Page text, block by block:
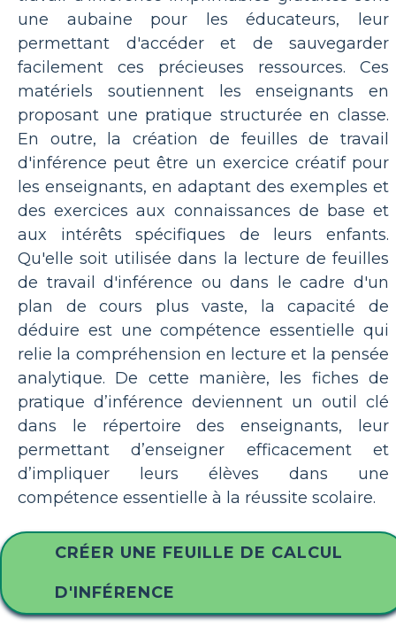
une aubaine pour les éducateurs, leur
permettant d'accéder et de sauvegarder
facilement ces précieuses ressources. Ces
matériels soutiennent les enseignants en
proposant une pratique structurée en classe.
En outre, la création de feuilles de travail
d'inférence peut être un exercice créatif pour
les enseignants, en adaptant des exemples et
des exercices aux connaissances de base et
aux intérêts spécifiques de leurs enfants.
Qu'elle soit utilisée dans la lecture de feuilles
de travail d'inférence ou dans le cadre d'un
plan de cours plus vaste, la capacité de
déduire est une compétence essentielle qui
relie la compréhension en lecture et la pensée
analytique. De cette manière, les fiches de
pratique d’inférence deviennent un outil clé
dans le répertoire des enseignants, leur
permettant d’enseigner efficacement et
d’impliquer leurs élèves dans une
compétence essentielle à la réussite scolaire.
CRÉER UNE FEUILLE DE CALCUL
D'INFÉRENCE